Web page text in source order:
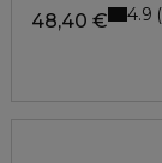
48,40 € 4.9